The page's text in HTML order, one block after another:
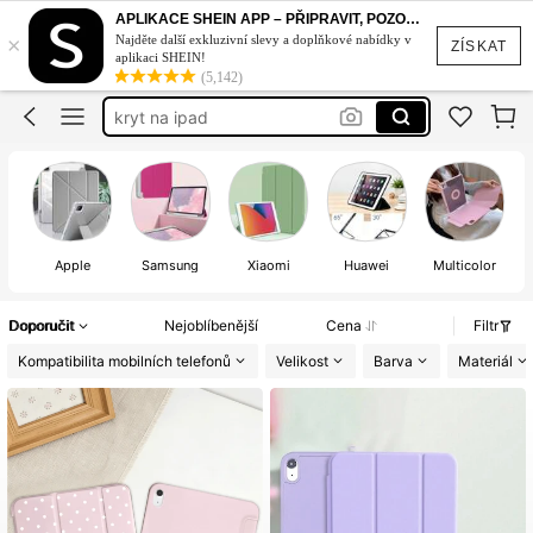
ZÍSKAT
×
APLIKACE SHEIN APP – PŘIPRAVIT, POZOR, STYL!
Najděte další exkluzivní slevy a doplňkové nabídky v
aplikaci SHEIN!
(5,142)
ipad case
obal na ipad
kryt na ipad
obal na tablet
ipad case
Apple Samsung Xiaomi Huawei Multicolor
Doporučit Nejoblíbenější Cena
Filtr
Kompatibilita mobilních telefonů
Velikost Barva Materiál